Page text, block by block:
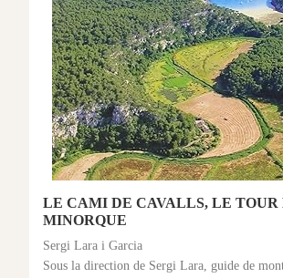
LE CAMI DE CAVALLS, LE TOUR
MINORQUE
Sergi Lara i Garcia
Sous la direction de Sergi Lara, guide de